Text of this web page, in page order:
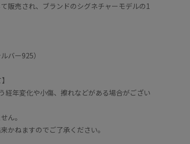
販売され、ブランドのシグネチャーモデルの1
バー925）
経年変化や小傷、擦れなどがある場合がござい
ん。
かねますのでご了承ください。